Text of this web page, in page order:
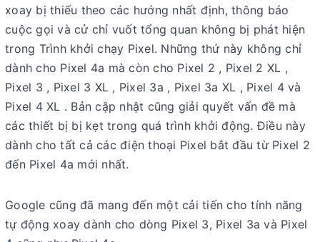
xoay bị thiếu theo các hướng nhất định, thông báo
cuộc gọi và cử chỉ vuốt tổng quan không bị phát hiện
trong Trình khởi chạy Pixel. Những thứ này không chỉ
dành cho Pixel 4a mà còn cho Pixel 2 , Pixel 2 XL ,
Pixel 3 , Pixel 3 XL , Pixel 3a , Pixel 3a XL , Pixel 4 và
Pixel 4 XL . Bản cập nhật cũng giải quyết vấn đề mà
các thiết bị bị kẹt trong quá trình khởi động. Điều này
dành cho tất cả các điện thoại Pixel bắt đầu từ Pixel 2
đến Pixel 4a mới nhất.
Google cũng đã mang đến một cải tiến cho tính năng
tự động xoay dành cho dòng Pixel 3, Pixel 3a và Pixel